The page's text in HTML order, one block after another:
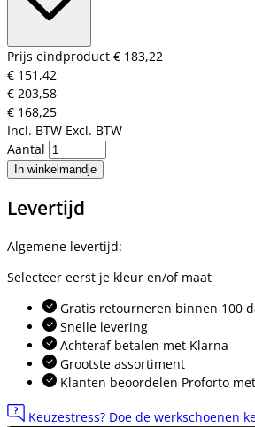
Prijs eindproduct € 183,22
€ 151,42
€ 203,58
€ 168,25
Incl. BTW Excl. BTW
Aantal
In winkelmandje
Levertijd
Algemene levertijd:
Selecteer eerst je kleur en/of maat
Gratis retourneren binnen 100
Snelle levering
Achteraf betalen met Klarna
Grootste assortiment
Klanten beoordelen Proforto
Keuzestress? Doe de werkschoenen